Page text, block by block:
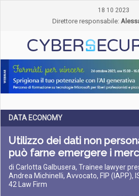
18 10 2023
Direttore responsabile:
DATA ECONOMY
Utilizzo dei dati non
può farne emergere i
di Carlotta Galbusera, Trainee lawyer
Andrea Michinelli, Avvocato, FIP (IAPP),
42 Law Firm